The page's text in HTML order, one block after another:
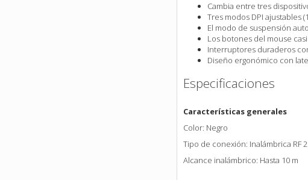
Cambia entre tres
Tres modos DPI ajustables
El modo de suspensión
Los botones del mouse
Interruptores duraderos
Diseño ergonómico con
Especificaciones
Características generales
Color: Negro
Tipo de conexión: Inalámbrica RF
Alcance inalámbrico: Hasta 10 m